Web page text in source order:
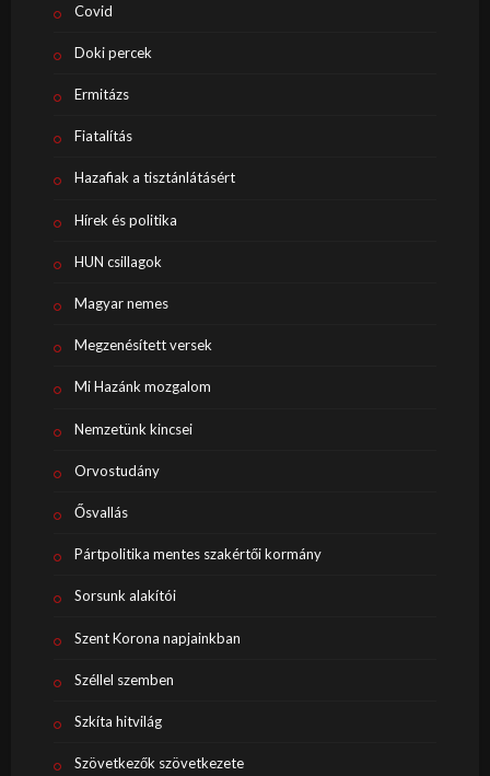
Covid
Doki percek
Ermitázs
Fiatalítás
Hazafiak a tisztánlátásért
Hírek és politika
HUN csillagok
Magyar nemes
Megzenésített versek
Mi Hazánk mozgalom
Nemzetünk kincsei
Orvostudány
Ősvallás
Pártpolitika mentes szakértői kormány
Sorsunk alakítói
Szent Korona napjainkban
Széllel szemben
Szkíta hitvilág
Szövetkezők szövetkezete